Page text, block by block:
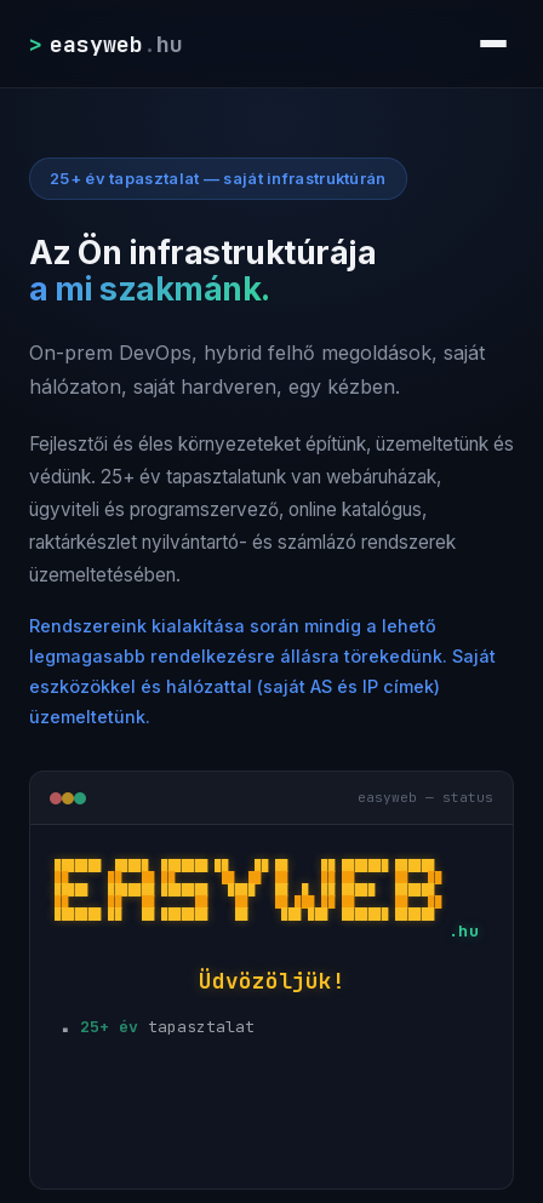
> easyweb . hu
25+ év tapasztalat — saját infrastruktúrán
Az Ön infrastruktúrája
a mi szakmánk.
On-prem DevOps, hybrid felhő megoldások, saját
hálózaton, saját hardveren, egy kézben.
Fejlesztői és éles környezeteket építünk, üzemeltetünk és
védünk. 25+ év tapasztalatunk van webáruházak,
ügyviteli és programszervező, online katalógus,
raktárkészlet nyilvántartó- és számlázó rendszerek
üzemeltetésében.
Rendszereink kialakítása során mindig a lehető
legmagasabb rendelkezésre állásra törekedünk. Saját
eszközökkel és hálózattal (saját AS és IP címek)
üzemeltetünk.
easyweb — status
██      ██   ██ ██       ██  ██  ██     ██ ██      ██   ██
█████   ███████ ███████   ████   ██  █  ██ █████   ██████
██      ██   ██      ██    ██    ██ ███ ██ ██      ██   ██
███████ ██   ██ ███████    ██     ███ ███  ███████ ██████
.hu
Üdvözöljük!
▪25+ év tapasztalat